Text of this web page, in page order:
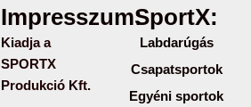
Impresszum:
Kiadja a
SPORTX
Produkció Kft.
SportX:
Labdarúgás
Csapatsportok
Egyéni sportok